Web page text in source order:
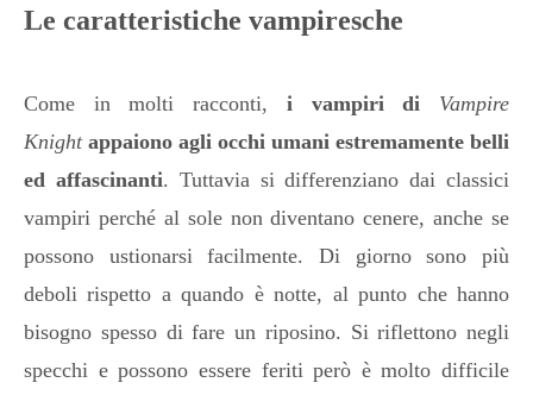
Le caratteristiche vampiresche
Come in molti racconti, i vampiri di Vampire
Knightappaiono agli occhi umani estremamente belli
ed affascinanti. Tuttavia si differenziano dai classici
vampiri perché al sole non diventano cenere, anche se
possono ustionarsi facilmente. Di giorno sono più
deboli rispetto a quando è notte, al punto che hanno
bisogno spesso di fare un riposino. Si riflettono negli
specchi e possono essere feriti però è molto difficile